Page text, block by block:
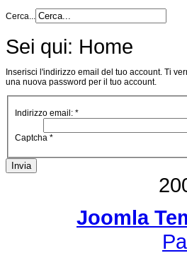
Cerca...
Sei qui: Home
Inserisci l'indirizzo email del tuo account. Ti
una nuova password per il tuo account.
Indirizzo email: *
Captcha *
Invia
Joomla